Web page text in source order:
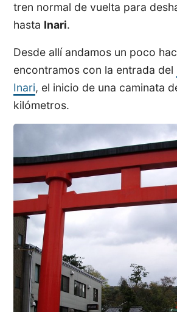
tren normal de vuelta para
hasta Inari.
Desde allí andamos un poco
encontramos con la entrada del
Inari, el inicio de una caminata
kilómetros.